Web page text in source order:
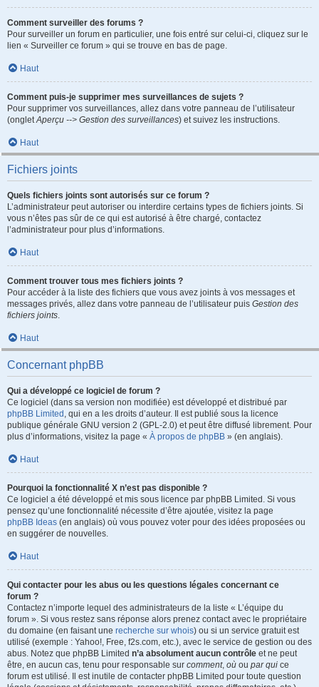
Comment surveiller des forums ?
Pour surveiller un forum en particulier, une fois entré sur celui-ci, cliquez sur le
lien « Surveiller ce forum » qui se trouve en bas de page.
Haut
Comment puis-je supprimer mes surveillances de sujets ?
Pour supprimer vos surveillances, allez dans votre panneau de l’utilisateur
(ongletAperçu --> Gestion des surveillances) et suivez les instructions.
Haut
Fichiers joints
Quels fichiers joints sont autorisés sur ce forum ?
L’administrateur peut autoriser ou interdire certains types de fichiers joints. Si
vous n’êtes pas sûr de ce qui est autorisé à être chargé, contactez
l’administrateur pour plus d’informations.
Haut
Comment trouver tous mes fichiers joints ?
Pour accéder à la liste des fichiers que vous avez joints à vos messages et
messages privés, allez dans votre panneau de l’utilisateur puis Gestion des
fichiers joints.
Haut
Concernant phpBB
Qui a développé ce logiciel de forum ?
Ce logiciel (dans sa version non modifiée) est développé et distribué par
phpBB Limited , qui en a les droits d’auteur. Il est publié sous la licence
publique générale GNU version 2 (GPL-2.0) et peut être diffusé librement. Pour
plus d’informations, visitez la page « À propos de phpBB » (en anglais).
Haut
Pourquoi la fonctionnalité X n’est pas disponible ?
Ce logiciel a été développé et mis sous licence par phpBB Limited. Si vous
pensez qu’une fonctionnalité nécessite d’être ajoutée, visitez la page
phpBB Ideas (en anglais) où vous pouvez voter pour des idées proposées ou
en suggérer de nouvelles.
Haut
Qui contacter pour les abus ou les questions légales concernant ce
forum ?
Contactez n’importe lequel des administrateurs de la liste « L’équipe du
forum ». Si vous restez sans réponse alors prenez contact avec le propriétaire
du domaine (en faisant une recherche sur whois) ou si un service gratuit est
utilisé (exemple : Yahoo!, Free, f2s.com, etc.), avec le service de gestion ou des
abus. Notez que phpBB Limited n’a absolument aucun contrôle et ne peut
être, en aucun cas, tenu pour responsable sur comment, où ou par qui ce
forum est utilisé. Il est inutile de contacter phpBB Limited pour toute question